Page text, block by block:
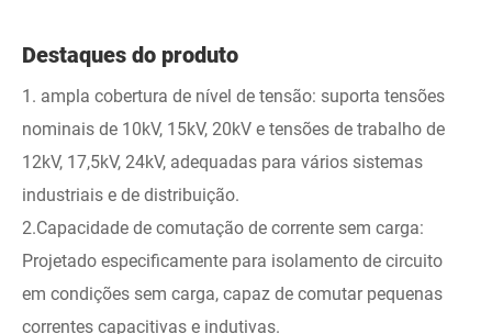
Destaques do produto
1. ampla cobertura de nível de tensão: suporta tensões
nominais de 10kV, 15kV, 20kV e tensões de trabalho de
12kV, 17,5kV, 24kV, adequadas para vários sistemas
industriais e de distribuição.
2.Capacidade de comutação de corrente sem carga:
Projetado especificamente para isolamento de circuito
em condições sem carga, capaz de comutar pequenas
correntes capacitivas e indutivas.